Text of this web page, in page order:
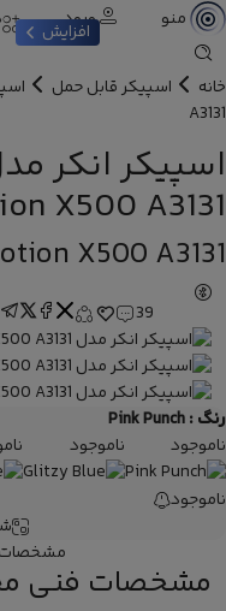
منو ورود
خانه اسپیکر قابل حمل
A3131
X500 A3131
X500 A3131
39
رنگ :Pink Punch
ناموجود
ناموجود
ناموجود
مشخصات
مشخصات فنی
افزایش